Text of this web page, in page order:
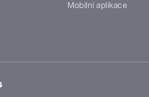
Mobilní aplikace